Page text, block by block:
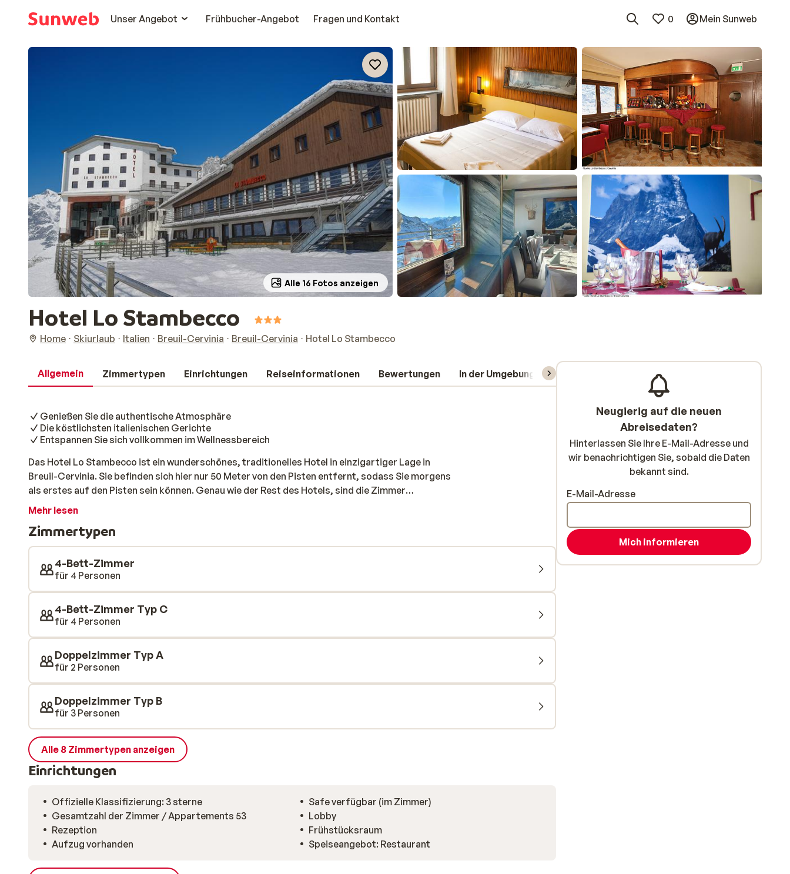
Unser Angebot
Frühbucher-Angebot Fragen und Kontakt 0 Mein Sunweb
Alle 16 Fotos anzeigen
Hotel Lo Stambecco
Home Skiurlaub Italien Breuil-Cervinia Breuil-Cervinia Hotel Lo Stambecco
Allgemein Zimmertypen Einrichtungen Reiseinformationen Bewertungen In der Umgebung Skipass/Kurse/Material
Genießen Sie die authentische Atmosphäre
Die köstlichsten italienischen Gerichte
Entspannen Sie sich vollkommen im Wellnessbereich
Das Hotel Lo Stambecco ist ein wunderschönes, traditionelles Hotel in einzigartiger Lage in
Breuil-Cervinia. Sie befinden sich hier nur 50 Meter von den Pisten entfernt, sodass Sie morgens
als erstes auf den Pisten sein können. Genau wie der Rest des Hotels, sind die Zimmer
geschmackvoll im traditionellen Stil eingerichtet. Bevor Sie morgens auf die Piste gehen, können
auf ein leckeres 3-Gänge-Menü freuen. Sie müssen sich in diesem Urlaub also keine Sorgen um
das Essen machen. War das Skifahren anstrengender als angenommen? Dann entspannen Sie
sich vollkommen im schönen Wellnessbereich des Hotels.
Mehr lesen
Zimmertypen
4-Bett-Zimmer
für 4 Personen
4-Bett-Zimmer Typ C
für 4 Personen
Doppelzimmer Typ A
für 2 Personen
Doppelzimmer Typ B
für 3 Personen
Alle 8 Zimmertypen anzeigen
Einrichtungen
Offizielle Klassifizierung: 3 sterne
Gesamtzahl der Zimmer / Appartements 53
Rezeption
Aufzug vorhanden
Safe verfügbar (im Zimmer)
Lobby
Frühstücksraum
Speiseangebot: Restaurant
Neugierig auf die neuen
Abreisedaten?
Hinterlassen Sie Ihre E-Mail-Adresse und
wir benachrichtigen Sie, sobald die Daten
bekannt sind.
E-Mail-Adresse
Mich informieren